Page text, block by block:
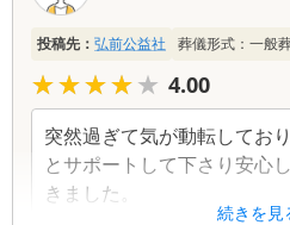
続きを見
投稿先： 弘前公益社 葬儀形式： 一般
★★★★★
★★★★★ 4.00
突然過ぎて気が動転してお
とサポートして下さり安心
きました。